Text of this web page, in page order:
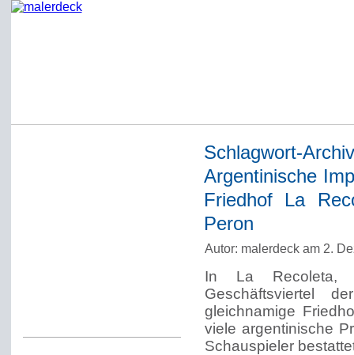
Schlagwort-
Argentinische
Friedhof La
Peron
Autor: malerdeck am 2.
In La Recoleta,
Geschäftsviertel
gleichnamige
viele argentinische
Schauspieler